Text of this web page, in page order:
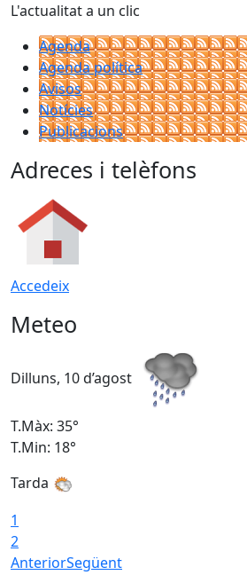
L'actualitat a un clic
Agenda
Agenda política
Avisos
Notícies
Publicacions
Adreces i telèfons
Accedeix
Meteo
Dilluns, 10 d’agost
T.Màx: 35°
T.Min: 18°
Tarda
1
2
AnteriorSegüent